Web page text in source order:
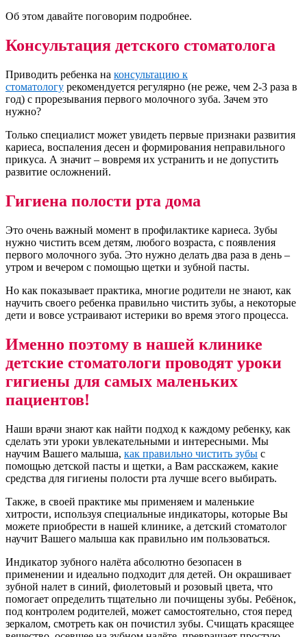
Об этом давайте поговорим подробнее.
Консультация детского стоматолога
Приводить ребенка на консультацию к
стоматологу рекомендуется регулярно (не реже, чем 2-3 раза в
год) с прорезывания первого молочного зуба. Зачем это
нужно?
Только специалист может увидеть первые признаки развития
кариеса, воспаления десен и формирования неправильного
прикуса. А значит – вовремя их устранить и не допустить
развитие осложнений.
Гигиена полости рта дома
Это очень важный момент в профилактике кариеса. Зубы
нужно чистить всем детям, любого возраста, с появления
первого молочного зуба. Это нужно делать два раза в день –
утром и вечером с помощью щетки и зубной пасты.
Но как показывает практика, многие родители не знают, как
научить своего ребенка правильно чистить зубы, а некоторые
дети и вовсе устраивают истерики во время этого процесса.
Именно поэтому в нашей клинике
детские стоматологи проводят уроки
гигиены для самых маленьких
пациентов!
Наши врачи знают как найти подход к каждому ребенку, как
сделать эти уроки увлекательными и интересными. Мы
научим Вашего малыша, как правильно чистить зубы с
помощью детской пасты и щетки, а Вам расскажем, какие
средства для гигиены полости рта лучше всего выбирать.
Также, в своей практике мы применяем и маленькие
хитрости, используя специальные индикаторы, которые Вы
можете приобрести в нашей клинике, а детский стоматолог
научит Вашего малыша как правильно им пользоваться.
Индикатор зубного налёта абсолютно безопасен в
применении и идеально подходит для детей. Он окрашивает
зубной налет в синий, фиолетовый и розовый цвета, что
помогает определить тщательно ли почищены зубы. Ребёнок,
под контролем родителей, может самостоятельно, стоя перед
зеркалом, смотреть как он почистил зубы. Счищать красящее